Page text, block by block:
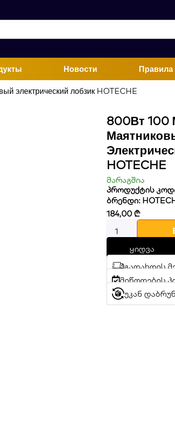
Новости Правила
электрический лобзик HOTECHE
800Вт 100
HOTECHE
მარაგშია
პროდუქტის
ბრენდი:
184,00 ₾
ყიდვა
გადახდის
მიწოდების
უკან